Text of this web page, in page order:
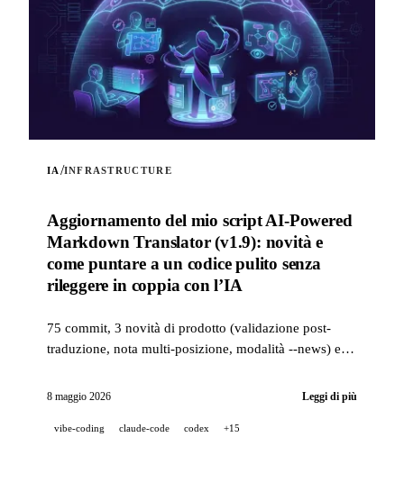
IA /INFRASTRUCTURE
Aggiornamento del mio script AI-Powered
Markdown Translator (v1.9): novità e
come puntare a un codice pulito senza
rileggere in coppia con l’IA
75 commit, 3 novità di prodotto (validazione post-
traduzione, nota multi-posizione, modalità --news) e
test, revisione PR assistita dall’IA) per puntare a un
in pair-IA.
8 maggio 2026 Leggi di più
vibe-coding claude-code codex +15